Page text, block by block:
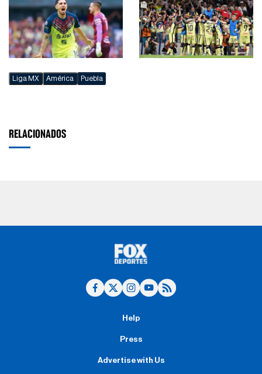
Liga MX América Puebla
RELACIONADOS
Help
Press
Advertise with Us